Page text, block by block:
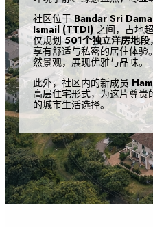
社区位于Bandar Sri
Ismail (TTDI) 之间，占地
仅规划501个独立洋房地段
享有舒适与私密的居住体验
然景观，展现优雅与品味。
此外，社区内的新成员
高层住宅形式，为这片尊贵
的城市生活选择。